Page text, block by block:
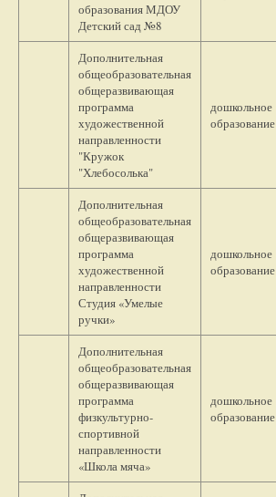
образования МДОУ
Детский сад №8
Дополнительная
общеобразовательная
общеразвивающая
программа
художественной
направленности
"Кружок
"Хлебосолька"
дошкольное
образование
Дополнительная
общеобразовательная
общеразвивающая
программа
художественной
направленности
Студия «Умелые
ручки»
дошкольное
образование
Дополнительная
общеобразовательная
общеразвивающая
программа
физкультурно-
спортивной
направленности
«Школа мяча»
дошкольное
образование